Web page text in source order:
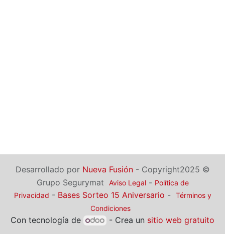
Desarrollado por Nueva Fusión- Copyright2025 ©
Grupo Segurymat
Aviso Legal- Política de
Privacidad - Bases Sorteo 15 Aniversario -
Términos y
Condiciones
Con tecnología de - Crea un sitio web gratuito